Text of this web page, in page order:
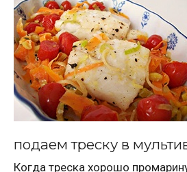
подаем треску в
Когда треска хорошо